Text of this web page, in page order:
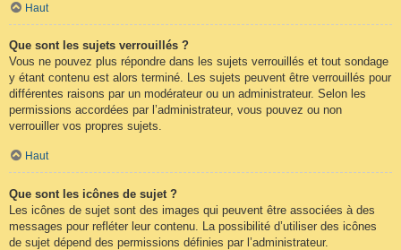
Haut
Que sont les sujets verrouillés ?
Vous ne pouvez plus répondre dans les sujets verrouillés et tout sondage
y étant contenu est alors terminé. Les sujets peuvent être verrouillés pour
différentes raisons par un modérateur ou un administrateur. Selon les
permissions accordées par l’administrateur, vous pouvez ou non
verrouiller vos propres sujets.
Haut
Que sont les icônes de sujet ?
Les icônes de sujet sont des images qui peuvent être associées à des
messages pour refléter leur contenu. La possibilité d’utiliser des icônes
de sujet dépend des permissions définies par l’administrateur.